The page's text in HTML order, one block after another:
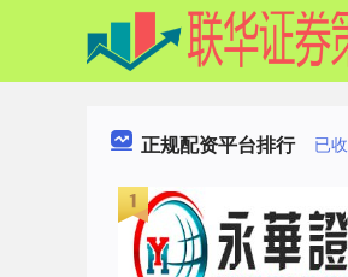
正规配资平台排行 已